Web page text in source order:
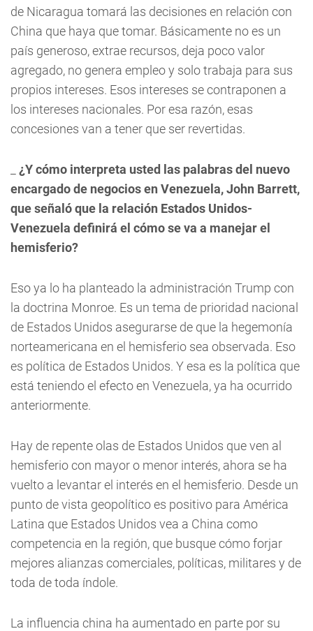
de Nicaragua tomará las decisiones en relación con
China que haya que tomar. Básicamente no es un
país generoso, extrae recursos, deja poco valor
agregado, no genera empleo y solo trabaja para sus
propios intereses. Esos intereses se contraponen a
los intereses nacionales. Por esa razón, esas
concesiones van a tener que ser revertidas.
¿Y cómo interpreta usted las palabras del nuevo
encargado de negocios en Venezuela, John Barrett,
que señaló que la relación Estados Unidos-
Venezuela definirá el cómo se va a manejar el
hemisferio?
Eso ya lo ha planteado la administración Trump con
la doctrina Monroe. Es un tema de prioridad nacional
de Estados Unidos asegurarse de que la hegemonía
norteamericana en el hemisferio sea observada. Eso
es política de Estados Unidos. Y esa es la política que
está teniendo el efecto en Venezuela, ya ha ocurrido
anteriormente.
Hay de repente olas de Estados Unidos que ven al
hemisferio con mayor o menor interés, ahora se ha
vuelto a levantar el interés en el hemisferio. Desde un
punto de vista geopolítico es positivo para América
Latina que Estados Unidos vea a China como
competencia en la región, que busque cómo forjar
mejores alianzas comerciales, políticas, militares y de
toda de toda índole.
La influencia china ha aumentado en parte por su